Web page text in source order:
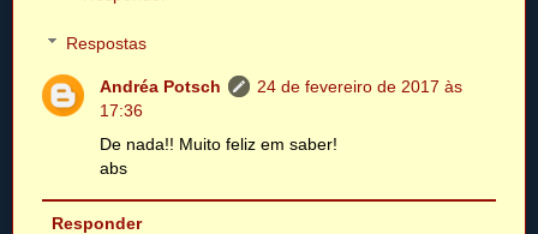
Respostas
Andréa Potsch
24 de fevereiro de 2017 às
17:36
De nada!! Muito feliz em saber!
abs
Responder